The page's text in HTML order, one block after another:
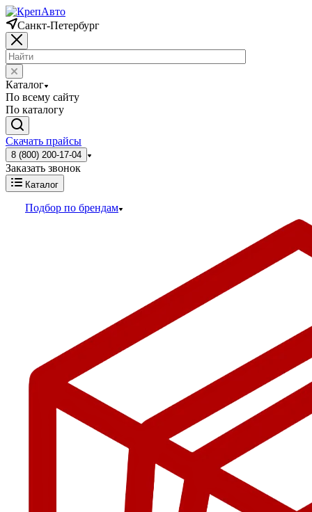
Санкт-Петербург
Каталог
По всему сайту
По каталогу
Скачать прайсы
8 (800) 200-17-04
Заказать звонок
Каталог
Подбор по брендам